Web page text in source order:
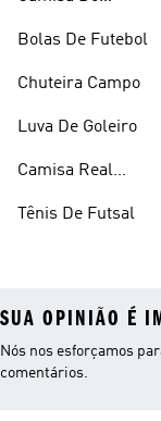
Bolas De Futebol
Chuteira Campo
Luva De Goleiro
Camisa Real
Tênis De Futsal
SUA OPINIÃO É
Nós nos esforçamos
comentários.